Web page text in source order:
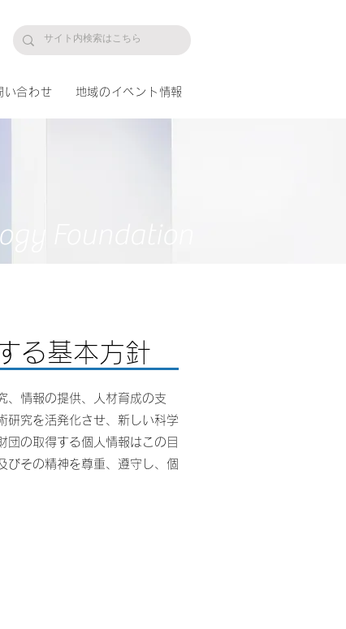
い合わせ 地域のイベント情報
Foundation
る基本方針
、情報の提供、人材育成の支
研究を活発化させ、新しい科学
団の取得する個人情報はこの目
びその精神を尊重、遵守し、個